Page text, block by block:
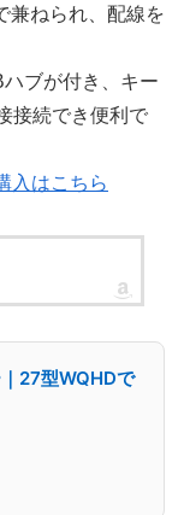
兼ねられ、配線を
ブが付き、キー
接続でき便利で
入はこちら
27型WQHDで